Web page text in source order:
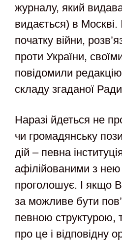
журналу, який
видається) в Москві.
початку війни,
проти України,
повідомили редакцію
складу згаданої
Наразі йдеться не
чи громадянську
дій – певна
афілійованими з нею
проголошує. І якщо
за можливе бути
певною структурою,
про це і відповідну